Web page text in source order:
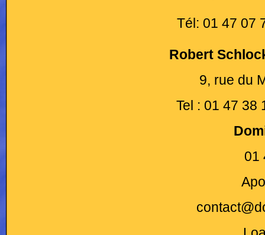
Tél: 01 47 07
Robert
9, rue du
Tel : 01 47 38
01